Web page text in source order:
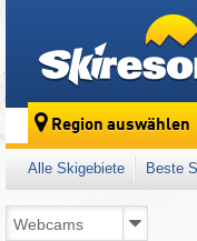
Region auswählen
Alle Skigebiete Beste